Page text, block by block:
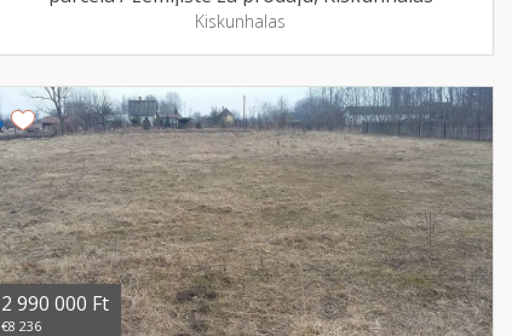
Kiskunhalas
2 990 000 Ft
€8 236